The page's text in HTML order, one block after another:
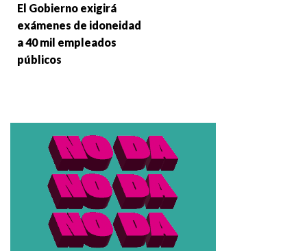
El Gobierno exigirá
exámenes de idoneidad
a 40 mil empleados
públicos